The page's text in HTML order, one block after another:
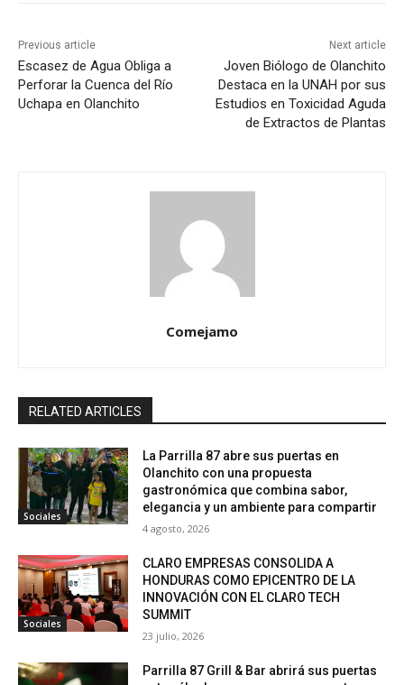
Previous article
Escasez de Agua Obliga a
Perforar la Cuenca del Río
Uchapa en Olanchito
Next article
Joven Biólogo de Olanchito
Destaca en la UNAH por sus
Estudios en Toxicidad Aguda
de Extractos de Plantas
Comejamo
RELATED ARTICLES
Sociales
La Parrilla 87 abre sus puertas en
Olanchito con una propuesta
gastronómica que combina sabor,
elegancia y un ambiente para compartir
4 agosto, 2026
Sociales
CLARO EMPRESAS CONSOLIDA A
HONDURAS COMO EPICENTRO DE LA
INNOVACIÓN CON EL CLARO TECH
SUMMIT
23 julio, 2026
Parrilla 87 Grill & Bar abrirá sus puertas